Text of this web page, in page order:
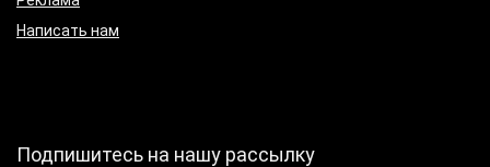
Написать нам
Подпишитесь на нашу рассылку